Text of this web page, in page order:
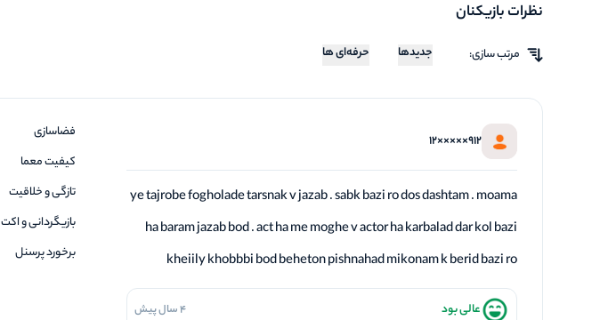
نظرات بازیکنان
مرتب سازی: جدیدها حرفه‌ای ها
912×××××12
ye tajrobe fogholade tarsnak v jazab . sabk bazi ro dos dashtam . moama
ha baram jazab bod . act ha me moghe v actor ha karbalad dar kol bazi
kheiily khobbbi bod beheton pishnahad mikonam k berid bazi ro
عالی بود 4 سال پیش
فضاسازی
کیفیت معما
تازگی و خلاقیت
بازیگردانی و اکت
برخورد پرسنل